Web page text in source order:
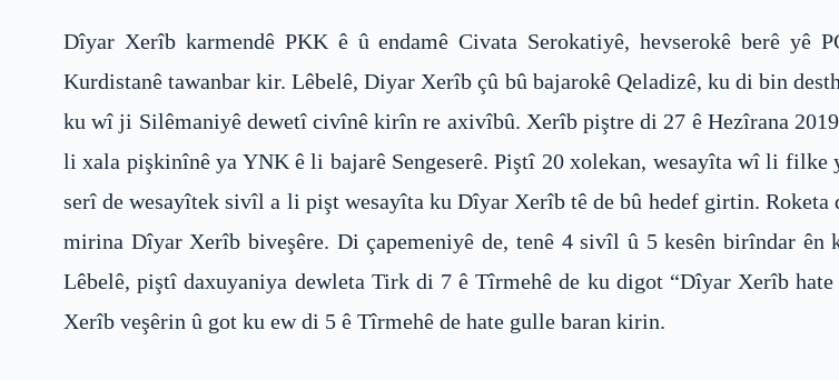
Dîyar Xerîb karmendê PKK ê û endamê Civata Serokatiyê, hevserokê berê
Kurdistanê tawanbar kir. Lêbelê, Diyar Xerîb çû bû bajarokê Qeladizê, ku di bin
ku wî ji Silêmaniyê dewetî civînê kirîn re axivîbû. Xerîb piştre di 27 ê Hezîrana
li xala pişkinînê ya YNK ê li bajarê Sengeserê. Piştî 20 xolekan, wesayîta wî li
serî de wesayîtek sivîl a li pişt wesayîta ku Dîyar Xerîb tê de bû hedef girtin.
mirina Dîyar Xerîb biveşêre. Di çapemeniyê de, tenê 4 sivîl û 5 kesên birîndar
Lêbelê, piştî daxuyaniya dewleta Tirk di 7 ê Tîrmehê de ku digot “Dîyar Xerîb
Xerîb veşêrin û got ku ew di 5 ê Tîrmehê de hate gulle baran kirin.